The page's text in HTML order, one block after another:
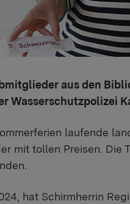
aus den
Wasserschutzpolizei
laufende
mit tollen Preisen. Die
hat Schirmherrin